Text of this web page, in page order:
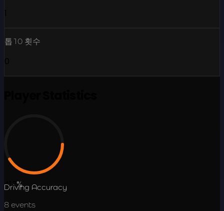
톱10 횟수
41.3%
Driving Accuracy
8 events